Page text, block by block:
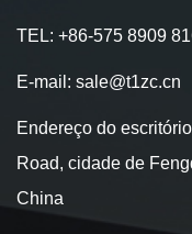
TEL: +86-575 8909
E-mail: sale@t1zc.cn
Endereço do
Road, cidade de
China